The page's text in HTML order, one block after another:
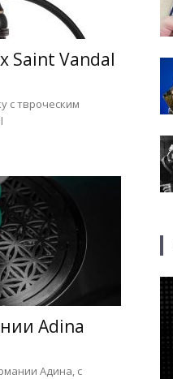
Saint Vandal
с твроческим
Adina
Адина, с